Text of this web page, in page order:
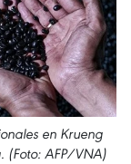
en Krueng
(Foto: AFP/VNA)